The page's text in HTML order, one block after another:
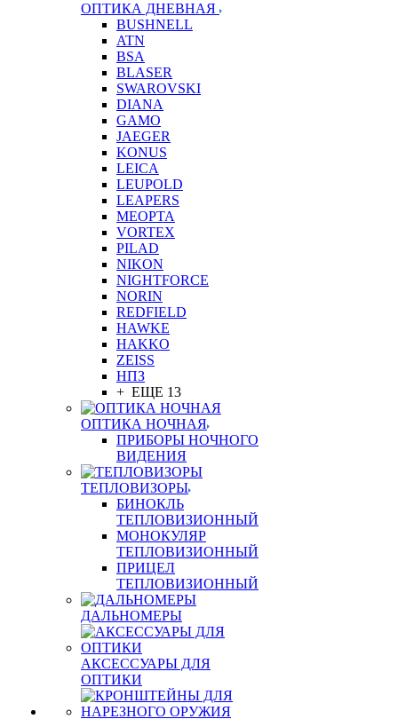
ОПТИКА ДНЕВНАЯ
BUSHNELL
ATN
BSA
BLASER
SWAROVSKI
DIANA
GAMO
JAEGER
KONUS
LEICA
LEUPOLD
LEAPERS
MEOPTA
VORTEX
PILAD
NIKON
NIGHTFORCE
NORIN
REDFIELD
HAWKE
HAKKO
ZEISS
НПЗ
+ ЕЩЕ 13
ОПТИКА НОЧНАЯ
ПРИБОРЫ НОЧНОГО
ВИДЕНИЯ
ТЕПЛОВИЗОРЫ
БИНОКЛЬ
ТЕПЛОВИЗИОННЫЙ
МОНОКУЛЯР
ТЕПЛОВИЗИОННЫЙ
ПРИЦЕЛ
ТЕПЛОВИЗИОННЫЙ
ДАЛЬНОМЕРЫ
АКСЕССУАРЫ ДЛЯ
ОПТИКИ